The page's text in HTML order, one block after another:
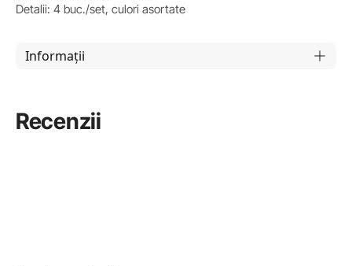
Detalii: 4 buc./set, culori asortate
Informații
Recenzii